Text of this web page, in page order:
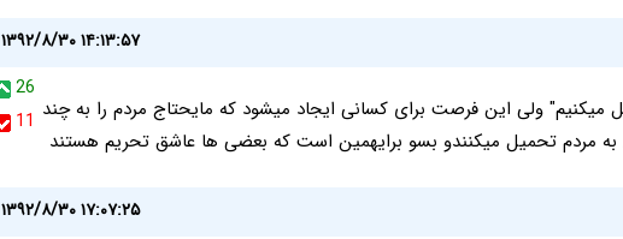
۱۳۹۲/۸/۳۰ ۱۴:۱۳:۵۷
26
11 میکنیم" ولی این فرصت برای کسانی ایجاد میشود که مایحتاج مردم را به چند
به مردم تحمیل میکنندو بسو برایهمین است که بعضی ها عاشق تحریم هستند
۱۳۹۲/۸/۳۰ ۱۷:۰۷:۲۵